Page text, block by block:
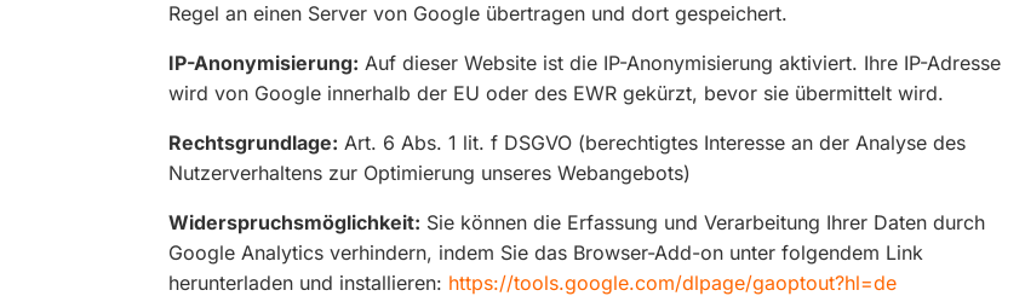
Regel an einen Server von Google übertragen und dort gespeichert.
IP-Anonymisierung: Auf dieser Website ist die IP-Anonymisierung aktiviert. Ihre IP-Adresse
wird von Google innerhalb der EU oder des EWR gekürzt, bevor sie übermittelt wird.
Rechtsgrundlage: Art. 6 Abs. 1 lit. f DSGVO (berechtigtes Interesse an der Analyse des
Nutzerverhaltens zur Optimierung unseres Webangebots)
Widerspruchsmöglichkeit: Sie können die Erfassung und Verarbeitung Ihrer Daten durch
Google Analytics verhindern, indem Sie das Browser-Add-on unter folgendem Link
herunterladen und installieren: https://tools.google.com/dlpage/gaoptout?hl=de